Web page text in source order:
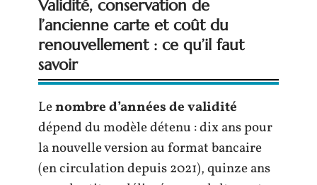
Validité, conservation de
l’ancienne carte et coût du
renouvellement : ce qu’il faut
savoir
Lenombre d’années de validité
dépend du modèle détenu : dix ans pour
la nouvelle version au format bancaire
(en circulation depuis 2021), quinze ans